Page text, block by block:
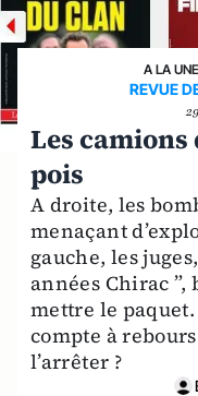
A LA UNE
REVUE
Les
pois
A droite, les
menaçant
gauche, les
années Chirac
mettre le
compte à
l’arrêter ?